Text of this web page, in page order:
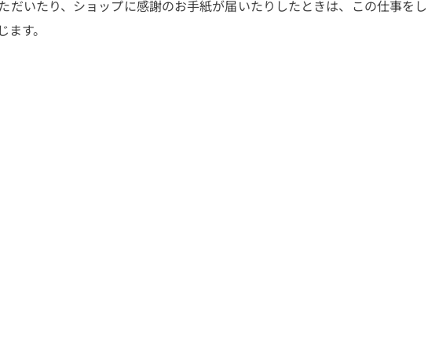
だいたり、ショップに感謝のお手紙が届いたりしたときは、この仕事をし
す。